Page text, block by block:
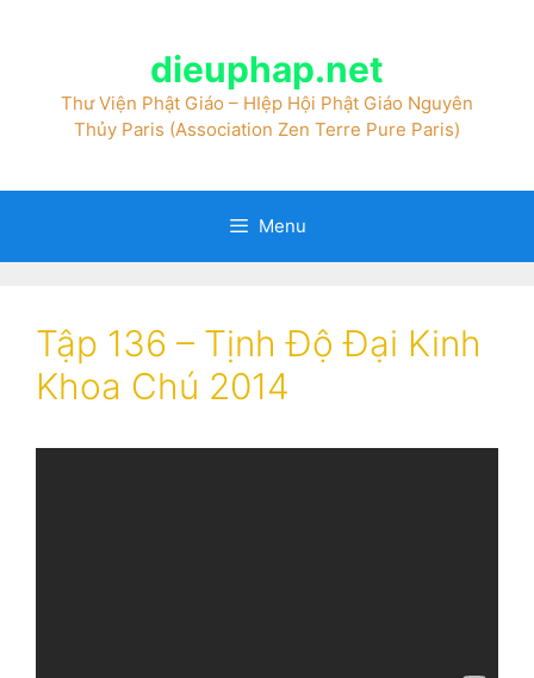
dieuphap.net
Thư Viện Phật Giáo – HIệp Hội Phật Giáo Nguyên
Thủy Paris (Association Zen Terre Pure Paris)
Menu
Tập 136 – Tịnh Độ Đại Kinh
Khoa Chú 2014